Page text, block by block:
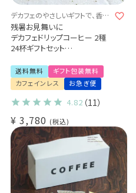
デカフェのやさしいギフトで、香り
豊かなじかんを贈ろう。
残暑お見舞いに
デカフェドリップコーヒー 2種
24杯ギフトセット
出産祝い 御祝 い プチギフト
(dc)
送料無料
ギフト包装無料
カフェインレス
お急ぎ便
4.82 （11）
¥ 3,780 税込